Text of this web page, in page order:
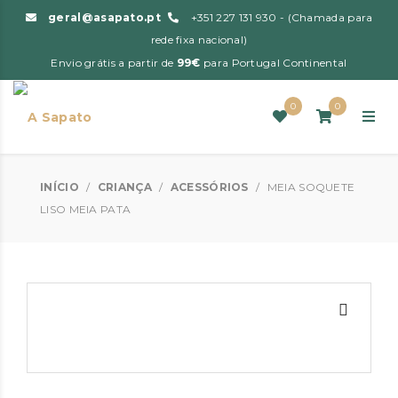
geral@asapato.pt
+351 227 131 930 - (Chamada para
rede fixa nacional)
Envio grátis a partir de 99€ para Portugal Continental
0 0
INÍCIO / CRIANÇA / ACESSÓRIOS /
MEIA SOQUETE
LISO MEIA PATA